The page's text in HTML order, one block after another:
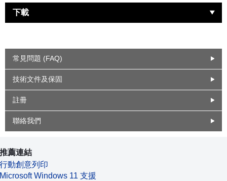
下載
常見問題 (FAQ)
技術文件及保固
註冊
聯絡我們
推薦連結
行動創意列印
Microsoft Windows 11 支援